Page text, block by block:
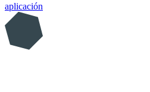
aplicación